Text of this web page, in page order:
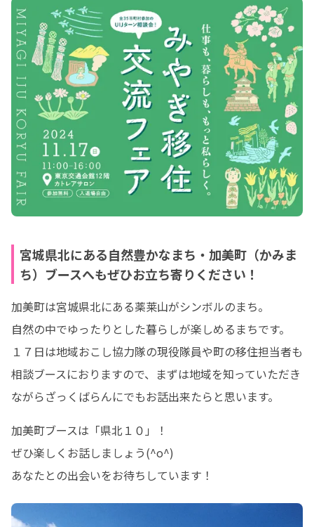
宮城県北にある自然豊かなまち・加美町（かみま
ち）ブースへもぜひお立ち寄りください！
加美町は宮城県北にある薬莱山がシンボルのまち。
自然の中でゆったりとした暮らしが楽しめるまちです。
１７日は地域おこし協力隊の現役隊員や町の移住担当者も
相談ブースにおりますので、まずは地域を知っていただき
ながらざっくばらんにでもお話出来たらと思います。
加美町ブースは「県北１０」！
ぜひ楽しくお話しましょう(^o^)
あなたとの出会いをお待ちしています！